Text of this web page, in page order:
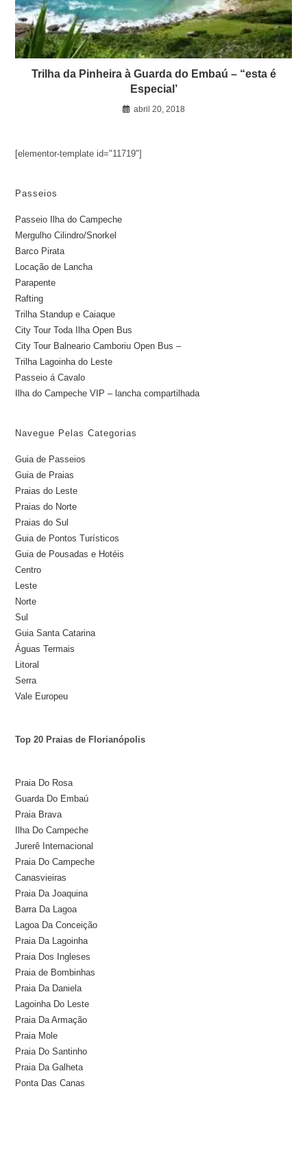
Trilha da Pinheira à Guarda do Embaú – “esta é
Especial’
abril 20, 2018
[elementor-template id="11719"]
Passeios
Passeio Ilha do Campeche
Mergulho Cilindro/Snorkel
Barco Pirata
Locação de Lancha
Parapente
Rafting
Trilha Standup e Caiaque
City Tour Toda Ilha Open Bus
City Tour Balneario Camboriu Open Bus –
Trilha Lagoinha do Leste
Passeio á Cavalo
Ilha do Campeche VIP – lancha compartilhada
Navegue Pelas Categorias
Guia de Passeios
Guia de Praias
Praias do Leste
Praias do Norte
Praias do Sul
Guia de Pontos Turísticos
Guia de Pousadas e Hotéis
Centro
Leste
Norte
Sul
Guia Santa Catarina
Águas Termais
Litoral
Serra
Vale Europeu
Top 20 Praias de Florianópolis
Praia Do Rosa
Guarda Do Embaú
Praia Brava
Ilha Do Campeche
Jurerê Internacional
Praia Do Campeche
Canasvieiras
Praia Da Joaquina
Barra Da Lagoa
Lagoa Da Conceição
Praia Da Lagoinha
Praia Dos Ingleses
Praia de Bombinhas
Praia Da Daniela
Lagoinha Do Leste
Praia Da Armação
Praia Mole
Praia Do Santinho
Praia Da Galheta
Ponta Das Canas